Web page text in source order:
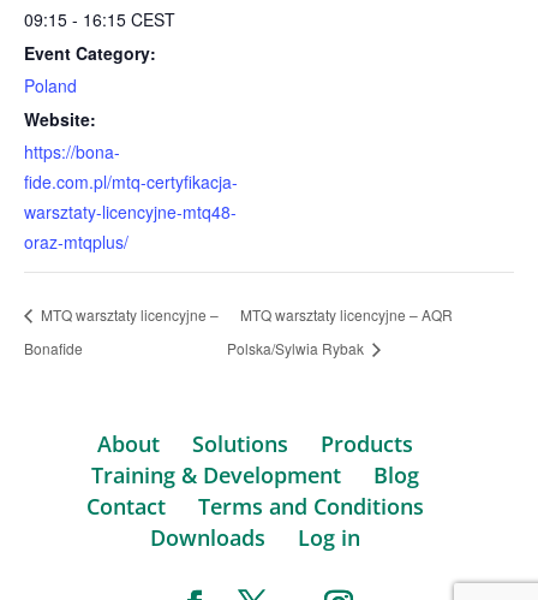
09:15 - 16:15 CEST
Event Category:
Poland
Website:
https://bona-
fide.com.pl/mtq-certyfikacja-
warsztaty-licencyjne-mtq48-
oraz-mtqplus/
MTQ warsztaty licencyjne –
Bonafide
MTQ warsztaty licencyjne – AQR
Polska/Sylwia Rybak
About Solutions
Products
Training & Development
Blog
Contact
Terms and Conditions
Downloads
Log in